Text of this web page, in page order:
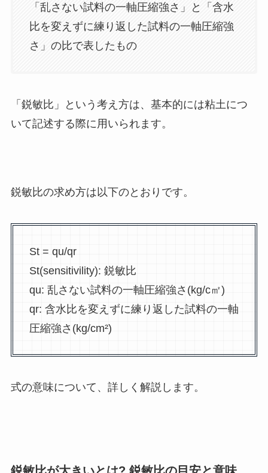
「乱さない試料の一軸圧縮強さ」と「含水
比を変えずに練り返した試料の一軸圧縮強
さ」の比で表したもの
「鋭敏比」という考え方は、基本的には粘土につ
いて記述する際に用いられます。
鋭敏比の求め方は以下のとおりです。
St = qu/qr
St(sensitivility): 鋭敏比
qu: 乱さない試料の一軸圧縮強さ(kg/c㎡)
qr: 含水比を変えずに練り返した試料の一軸
圧縮強さ(kg/cm²)
式の意味について、詳しく解説します。